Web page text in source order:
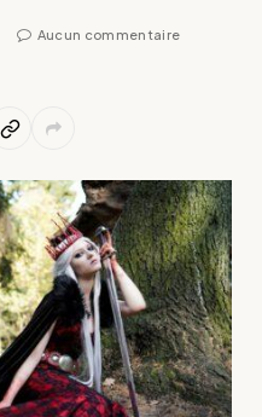
Aucun commentaire